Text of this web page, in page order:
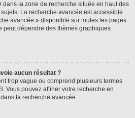
dans la zone de recherche située en haut des
La recherche avancée est accessible
avancée » disponible sur toutes les pages
peut dépendre des thèmes graphiques
aucun résultat ?
trop vague ou comprend plusieurs termes
Vous pouvez affiner votre recherche en
la recherche avancée.